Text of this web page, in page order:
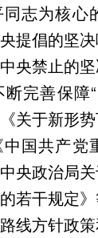
志为核心
提倡的坚
央禁止的
完善保障
关于新形
国共产党
央政治局
若干规定
线方针政